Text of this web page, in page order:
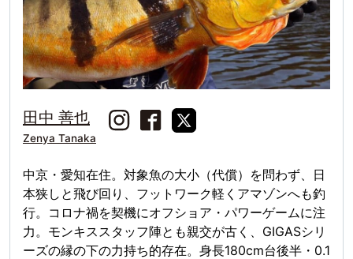
田中 善也
Zenya Tanaka
中京・愛知在住。対象魚の大小（代償）を問わず、日
本狭しと飛び回り、フットワーク軽くアマゾンへも釣
行。コロナ禍を契機にオフショア・パワーゲームに注
力。モンキススタッフ陣とも親交が古く、GIGASシリ
ーズの縁の下の力持ち的存在。身長180cm台後半・0.1